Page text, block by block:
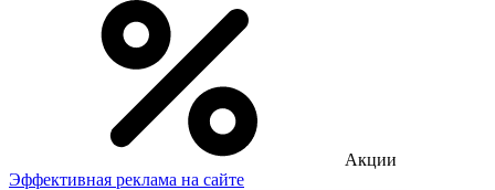
Акции
Эффективная реклама на сайте